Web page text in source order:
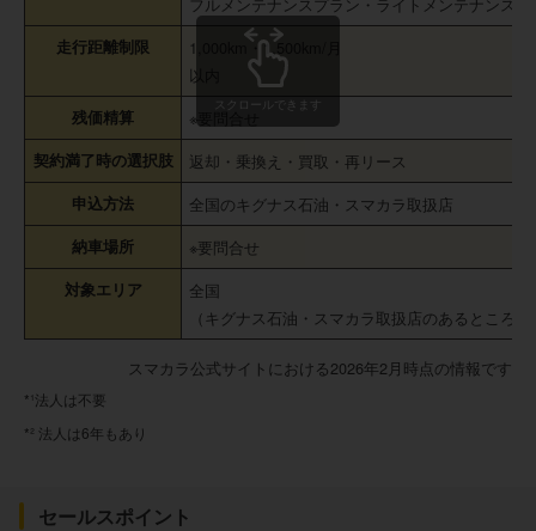
走行距離制限
1,000km・1,500km/月
以内
残価精算 ※要問合せ
契約満了時の選択肢 返却・乗換え・買取・再リース
申込方法 全国のキグナス石油・スマカラ取扱店
納車場所 ※要問合せ
対象エリア
全国
（キグナス石油・スマカラ取扱店のあるところ）
スマカラ公式サイトにおける2026年2月時点の情報です
*¹法人は不要
*² 法人は6年もあり
スクロールできます
セールスポイント